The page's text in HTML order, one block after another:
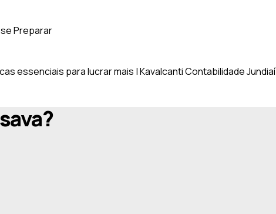
Preparar
essenciais para lucrar mais | Kavalcanti Contabilidade Jundiaí